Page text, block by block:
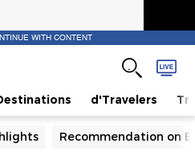
WITH CONTENT
d'Travelers
Recommendation on